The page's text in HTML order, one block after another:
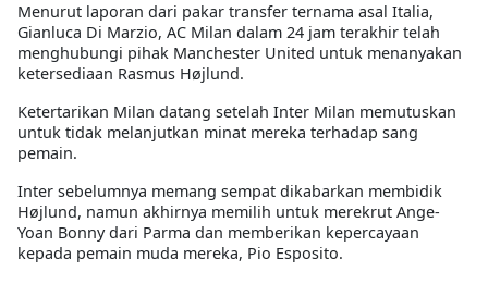
Menurut laporan dari pakar transfer ternama asal Italia,
Gianluca Di Marzio, AC Milan dalam 24 jam terakhir telah
menghubungi pihak Manchester United untuk menanyakan
ketersediaan Rasmus Højlund.
Ketertarikan Milan datang setelah Inter Milan memutuskan
untuk tidak melanjutkan minat mereka terhadap sang
pemain.
Inter sebelumnya memang sempat dikabarkan membidik
Højlund, namun akhirnya memilih untuk merekrut Ange-
Yoan Bonny dari Parma dan memberikan kepercayaan
kepada pemain muda mereka, Pio Esposito.